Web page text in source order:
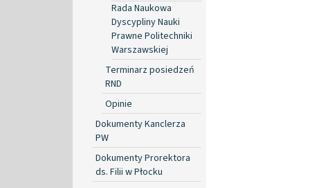
Rada Naukowa
Dyscypliny Nauki
Prawne Politechniki
Warszawskiej
Terminarz posiedzeń
RND
Opinie
Dokumenty Kanclerza
PW
Dokumenty Prorektora
ds. Filii w Płocku